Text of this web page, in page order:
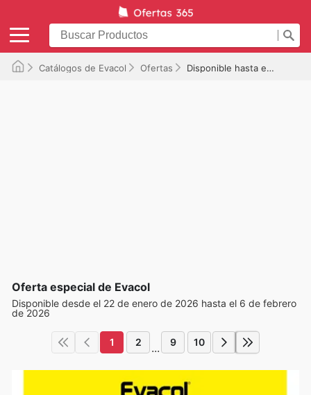
Catálogos de Evacol Ofertas Disponible hasta el 06/02/2026
Oferta especial de Evacol
Disponible desde el 22 de enero de 2026 hasta el 6 de febrero
de 2026
1 2 ... 9 10